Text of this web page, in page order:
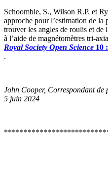
Schoombie, S., Wilson R.P. et
approche pour l’estimation de la
trouver les angles de roulis et de
à l’aide de magnétomètres tri-
Royal Society Open Science 10
.
John Cooper, Correspondant de
5 juin 2024